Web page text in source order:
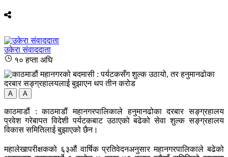
उकेरा संवाददाता
१० हप्ता अघि
A A
काठमाडौं : काठमाडौं महानगरपालिकाले हनुमानढोका दरबार सङ्ग्रहालय
प्रवेश गरेबापत विदेशी पर्यटकबाट उठाएको बढेको सेवा शुल्क सङ्ग्रहालय
विकास समितिलाई बुझाएको छैन।
महालेखापरीक्षकको ६३औं वार्षिक प्रतिवेदनअनुसार महानगरपालिकाले बढेको